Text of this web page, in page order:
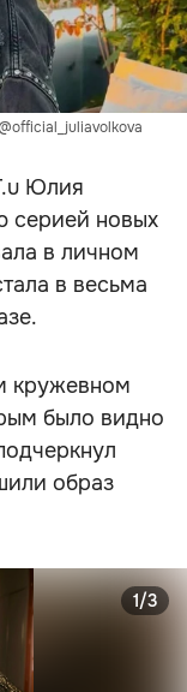
Юлия
серией новых
в личном
в весьма
кружевном
было видно
образ
1/3